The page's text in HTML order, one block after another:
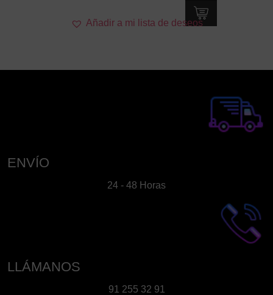
producto
variantes.
página
Añadir a mi lista de deseos
ENVÍO
24 - 48 Horas
LLÁMANOS
91 255 32 91